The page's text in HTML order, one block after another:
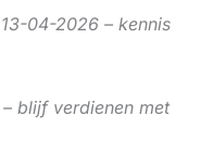
04-2026 – kennis
blijf verdienen met